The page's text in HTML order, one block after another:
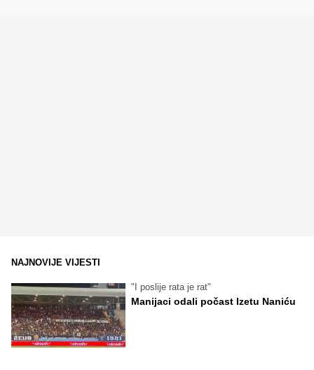
NAJNOVIJE VIJESTI
"I poslije rata je rat"
Manijaci odali počast Izetu Naniću